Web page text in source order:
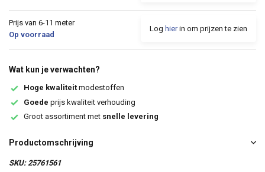
Prijs van 6-11 meter
Op voorraad
Log hierin om prijzen te zien
Wat kun je verwachten?
Hoge kwaliteit modestoffen
Goede prijs kwaliteit verhouding
Groot assortiment met snelle levering
Productomschrijving
SKU: 25761561